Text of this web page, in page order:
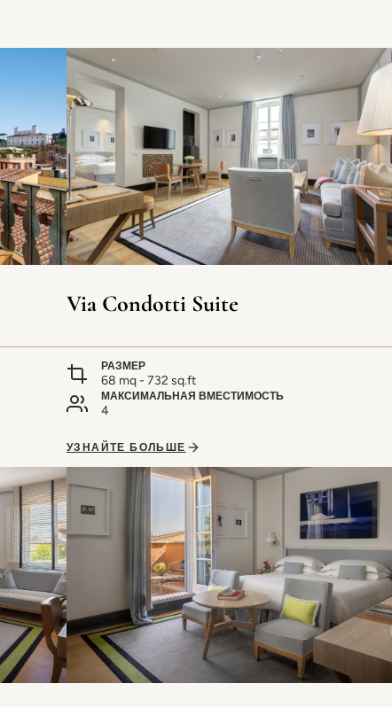
Via Condotti Suite
РАЗМЕР
68 mq - 732 sq.ft
МАКСИМАЛЬНАЯ ВМЕСТИМОСТЬ
4
УЗНАЙТЕ БОЛЬШЕ